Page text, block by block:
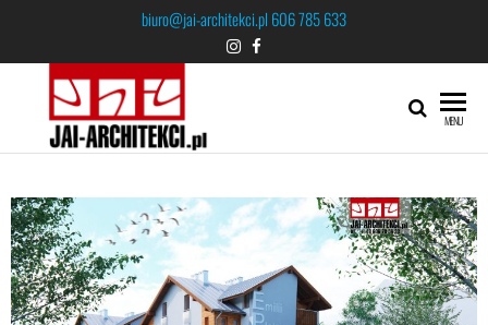
biuro@jai-architekci.pl 606 785 633
ARCHITEKCI
MENU